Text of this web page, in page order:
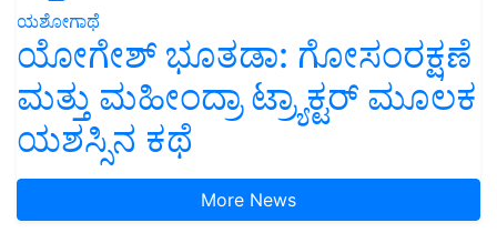
ಯಶೋಗಾಥೆ
ಯೋಗೇಶ್ ಭೂತಡಾ: ಗೋಸಂರಕ್ಷಣೆ
ಮತ್ತು ಮಹೀಂದ್ರಾ ಟ್ರ್ಯಾಕ್ಟರ್ ಮೂಲಕ
ಯಶಸ್ಸಿನ ಕಥೆ
More News